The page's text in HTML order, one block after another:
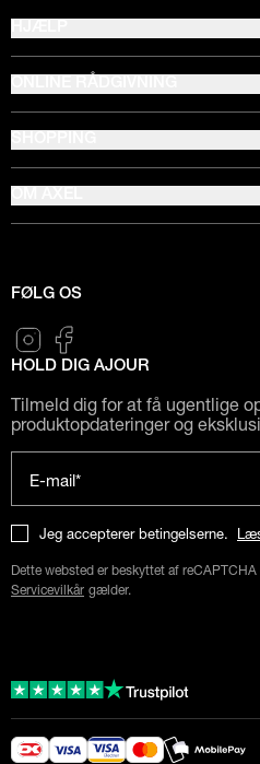
FØLG OS
HOLD DIG AJOUR
Tilmeld dig for at få ugentlige
produktopdateringer og
E-mail*
Jeg accepterer betingelserne.
Dette websted er beskyttet af
Servicevilkår gælder.